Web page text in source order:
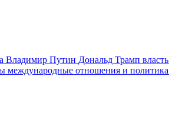
Владимир Путин Дональд Трамп власть
международные отношения и политика